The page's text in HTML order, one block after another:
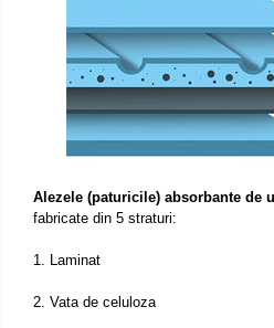
Alezele (paturicile) absorbante de
fabricate din 5 straturi:
1. Laminat
2. Vata de celuloza